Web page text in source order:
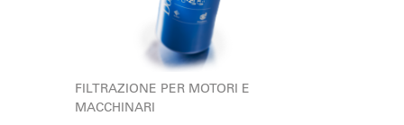
FILTRAZIONE PER MOTORI E
MACCHINARI